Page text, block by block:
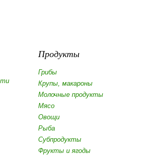
Продукты
Грибы
Крупы, макароны
Молочные продукты
Мясо
Овощи
Рыба
Субпродукты
Фрукты и ягоды